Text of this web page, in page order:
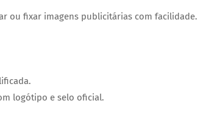
ou fixar imagens publicitárias com facilidade.
logótipo e selo oficial.